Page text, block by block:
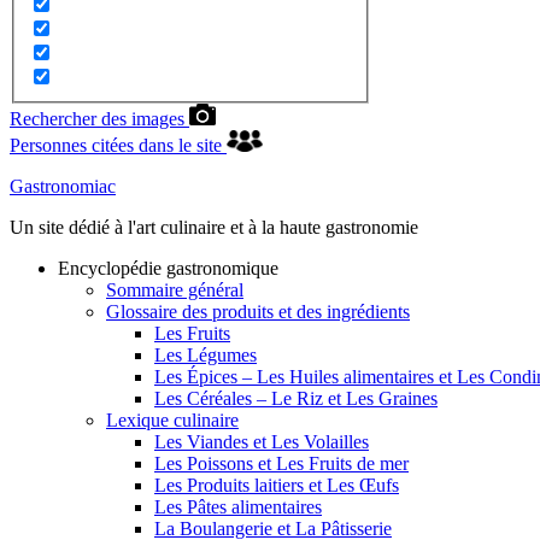
Rechercher des images
Personnes citées dans le site
Gastronomiac
Un site dédié à l'art culinaire et à la haute gastronomie
Encyclopédie gastronomique
Sommaire général
Glossaire des produits et des ingrédients
Les Fruits
Les Légumes
Les Épices – Les Huiles alimentaires et Les
Les Céréales – Le Riz et Les Graines
Lexique culinaire
Les Viandes et Les Volailles
Les Poissons et Les Fruits de mer
Les Produits laitiers et Les Œufs
Les Pâtes alimentaires
La Boulangerie et La Pâtisserie